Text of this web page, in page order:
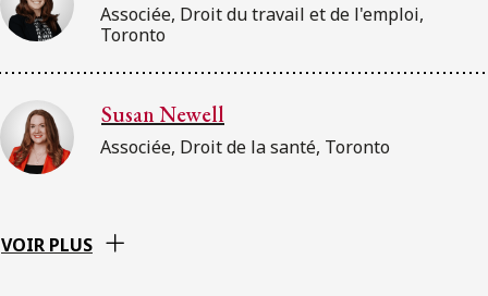
Associée, Droit du travail et de l'emploi,
Toronto
Susan Newell
Associée, Droit de la santé, Toronto
VOIR PLUS